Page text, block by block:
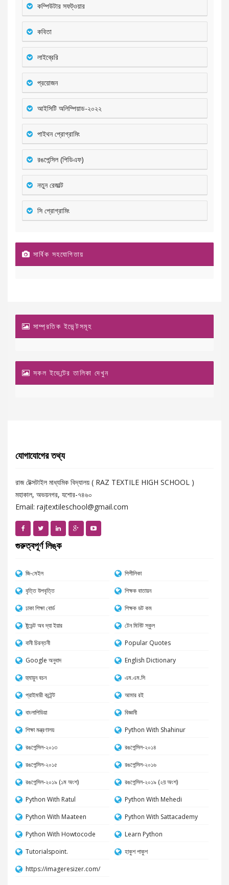
কম্পিউটার সফট্ওয়ার
কবিতা
লাইব্রেরি
প্রয়োজন
আইসিটি অলিম্পিয়াড-২০২২
পাইথন প্রোগ্রামিং
রঙপেন্সিল (পিডিএফ)
নতুন রেজাল্ট
সি প্রোগ্রামিং
সার্বিক সহযোগিতায়
সাম্প্রতিক ইভেন্টসমূহ
সকল ইভেন্টের তালিকা দেখুন
যোগাযোগের তথ্য
রাজ টেক্সটাইল মাধ্যমিক বিদ্যালয় ( RAZ TEXTILE HIGH SCHOOL )
মহাকাল, অভয়নগর, যশোর-৭৪৬০
Email: rajtextileschool@gmail.com
গুরুত্বপূর্ণ লিঙ্ক
জি-মেইল
পিপীলিকা
বৃত্তি উপবৃত্তি
শিক্ষক বাতায়ন
ঢাকা শিক্ষা বোর্ড
শিক্ষক ডট কম
ষ্টুডেন্ট অব দ্যা ইয়ার
টেন মিনিট স্কুল
বানী চিরন্তনী
Popular Quotes
Google অনুবাদ
English Dictionary
হুমায়ুন বচন
এম.এম.সি
প্রাইমারী কন্টেন্ট
আমার রই
বাংলাপিডিয়া
বিজ্ঞানী
শিক্ষা মন্ত্রণালয়
Python With Shahinur
রঙপেন্সিল-২০১৩
রঙপেন্সিল-২০১৪
রঙপেন্সিল-২০১৫
রঙপেন্সিল-২০১৬
রঙপেন্সিল-২০১৯ (১ম অংশ)
রঙপেন্সিল-২০১৯ (২য় অংশ)
Python With Ratul
Python With Mehedi
Python With Maateen
Python With Sattacademy
Python With Howtocode
Learn Python
Tutorialspoint.
হাকুশ পাকুশ
https://imageresizer.com/